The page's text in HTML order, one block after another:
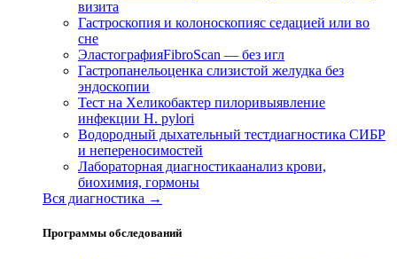
визита
Гастроскопия и колоноскопияс седацией или во
сне
ЭластографияFibroScan — без игл
Гастропанельоценка слизистой желудка без
эндоскопии
Тест на Хеликобактер пилоривыявление
инфекции H. pylori
Водородный дыхательный тестдиагностика СИБР
и непереносимостей
Лабораторная диагностикаанализ крови,
биохимия, гормоны
Вся диагностика →
Программы обследований